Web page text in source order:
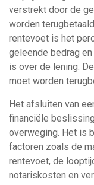
verstrekt door de
worden
rentevoet is het
geleende bedrag
is over de lening.
moet worden
Het afsluiten van
financiële
overweging. Het is
factoren zoals de
rentevoet, de
notariskosten en